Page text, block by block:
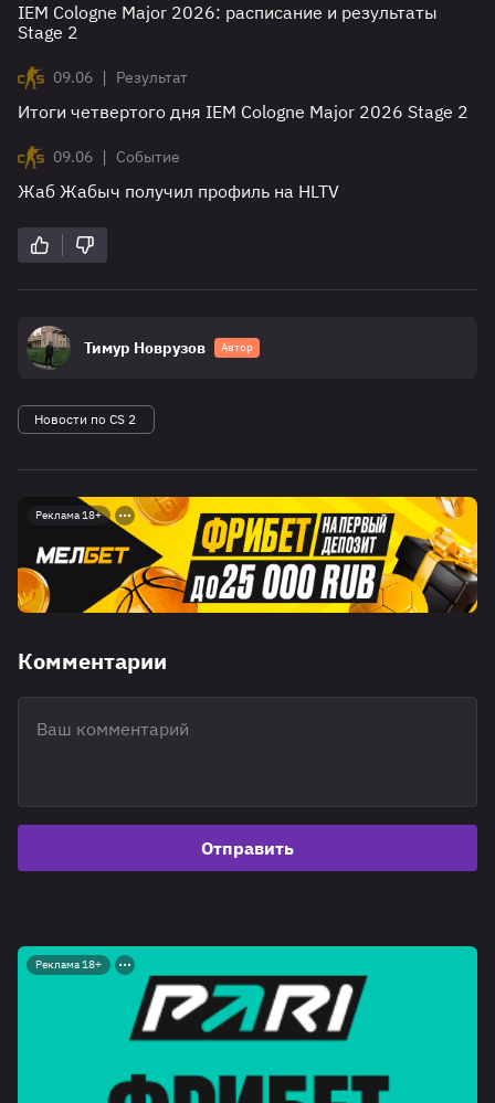
IEM Cologne Major 2026: расписание и результаты
Stage 2
09.06 | Результат
Итоги четвертого дня IEM Cologne Major 2026 Stage 2
09.06 | Событие
Жаб Жабыч получил профиль на HLTV
Тимур Новрузов Автор
Новости по CS 2
Реклама 18+
Комментарии
Отправить
Реклама 18+